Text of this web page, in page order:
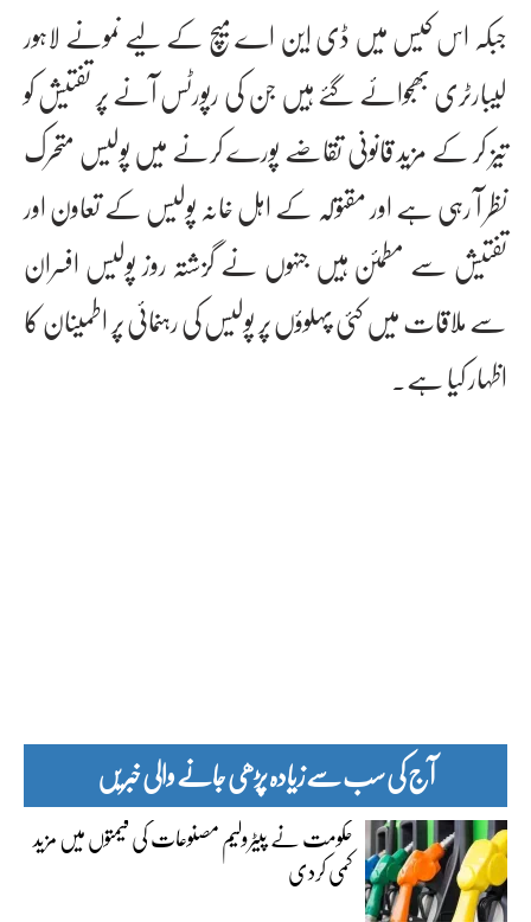
جبکہ اس کیس میں ڈی این اے میچ کے لیے نمونے لاہور
لیبارٹری بھجوائے گئے ہیں جن کی رپورٹس آنے پر تفتیش کو
تیز کر کے مزید قانونی تقاضے پورے کرنے میں پولیس متحرک
نظر آ رہی ہے اور مقتولہ کے اہل خانہ پولیس کے تعاون اور
تفتیش سے مطمئن ہیں جنہوں نے گزشتہ روز پولیس افسران
سے ملاقات میں کئی پہلوؤں پر پولیس کی رہنمائی پر اطمینان کا
اظہار کیا ہے۔
آج کی سب سے زیادہ پڑھی جانے والی خبریں
حکومت نے پیٹرولیم مصنوعات کی قیمتوں میں مزید
کمی کردی